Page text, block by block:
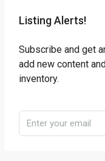
Listing Alerts!
Subscribe and get
add new content
inventory.